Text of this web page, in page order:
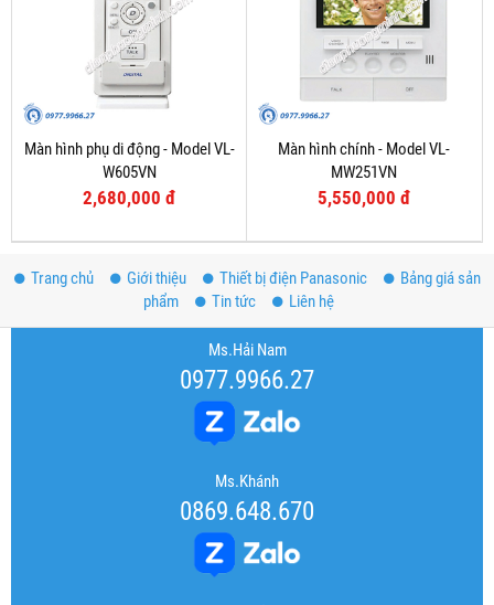
Màn hình phụ di động - Model VL-
W605VN
2,680,000 đ
Màn hình chính - Model VL-
MW251VN
5,550,000 đ
Trang chủ Giới thiệu Thiết bị điện Panasonic
Bảng giá sản
phẩm
Tin tức Liên hệ
Ms.Hải Nam
0977.9966.27
Ms.Khánh
0869.648.670